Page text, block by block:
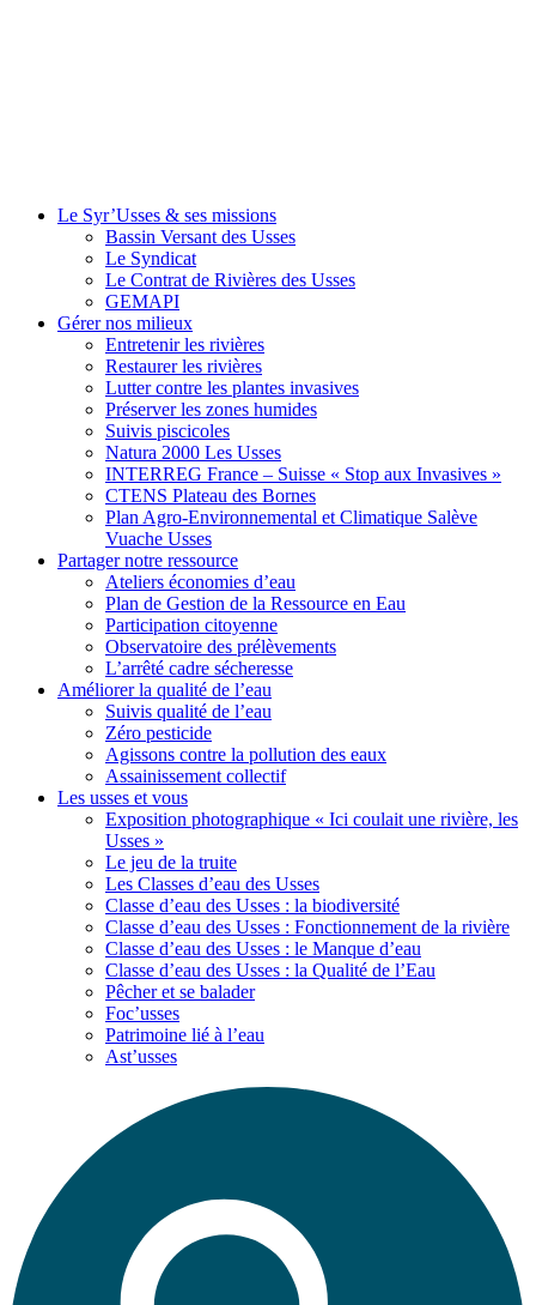
Le Syr’Usses & ses missions
Bassin Versant des Usses
Le Syndicat
Le Contrat de Rivières des Usses
GEMAPI
Gérernos milieux
Entretenir les rivières
Restaurer les rivières
Lutter contre les plantes invasives
Préserver les zones humides
Suivis piscicoles
Natura 2000 Les Usses
INTERREG France – Suisse « Stop aux Invasives »
CTENS Plateau des Bornes
Plan Agro-Environnemental et Climatique Salève
Vuache Usses
Partagernotre ressource
Ateliers économies d’eau
Plan de Gestion de la Ressource en Eau
Participation citoyenne
Observatoire des prélèvements
L’arrêté cadre sécheresse
Améliorerla qualité de l’eau
Suivis qualité de l’eau
Zéro pesticide
Agissons contre la pollution des eaux
Assainissement collectif
Les usses et vous
Exposition photographique « Ici coulait une rivière, les
Usses »
Le jeu de la truite
Les Classes d’eau des Usses
Classe d’eau des Usses : la biodiversité
Classe d’eau des Usses : Fonctionnement de la rivière
Classe d’eau des Usses : le Manque d’eau
Classe d’eau des Usses : la Qualité de l’Eau
Pêcher et se balader
Foc’usses
Patrimoine lié à l’eau
Ast’usses